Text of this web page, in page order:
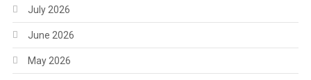
July 2026
June 2026
May 2026